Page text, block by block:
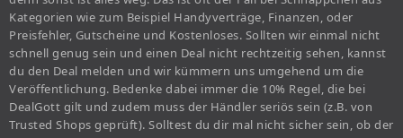
Kategorien wie zum Beispiel Handyverträge, Finanzen, oder
Preisfehler, Gutscheine und Kostenloses. Sollten wir einmal nicht
schnell genug sein und einen Deal nicht rechtzeitig sehen, kannst
du den Deal melden und wir kümmern uns umgehend um die
Veröffentlichung. Bedenke dabei immer die 10% Regel, die bei
DealGott gilt und zudem muss der Händler seriös sein (z.B. von
Trusted Shops geprüft). Solltest du dir mal nicht sicher sein, ob der